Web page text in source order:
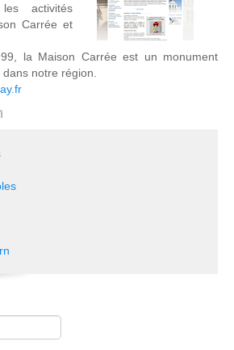
activités
Carrée et
la Maison Carrée est un monument
notre région.